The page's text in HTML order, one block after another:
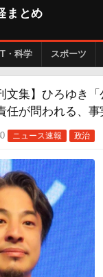
まとめ
IT・科学 スポーツ
文集】ひろゆき
任が問われる、事
ニュース速報 政治